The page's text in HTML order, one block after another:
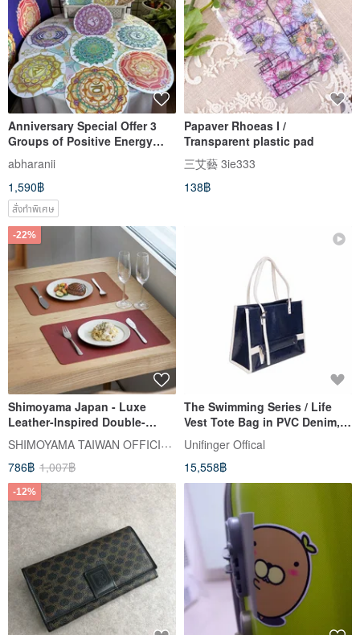
Anniversary Special Offer 3
Groups of Positive Energy
Home Office Yoga Aesthetic
PVC Wall Stickers Joy Zen
Seven Chakra Mandala
abharanii
1,590฿
สั่งทำพิเศษ
Papaver Rhoeas I /
Transparent plastic pad
三艾藝 3ie333
138฿
-22%
Shimoyama Japan - Luxe
Leather-Inspired Double-
Sided PVC Placemat Set (2
pcs/pack) x 3 packs
SHIMOYAMA TAIWAN OFFICIAL | ตัวแทนจำหน่ายอย่างเป็นทางการในไต้หวัน
786฿ 1,007฿
The Swimming Series / Life
Vest Tote Bag in PVC Denim,
Colorblock Tote, Available in 3
Colors
Unifinger Offical
15,558฿
-12%